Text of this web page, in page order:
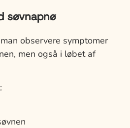
søvnapnø
observere symptomer
men også i løbet af